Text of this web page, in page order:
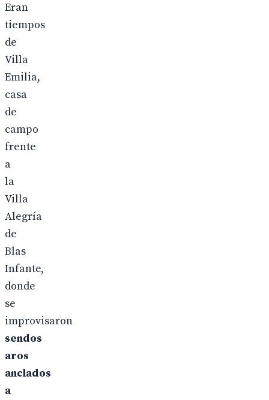
Eran
tiempos
de
Villa
Emilia,
casa
de
campo
frente
a
la
Villa
Alegría
de
Blas
Infante,
donde
se
improvisaron
sendos
aros
anclados
a